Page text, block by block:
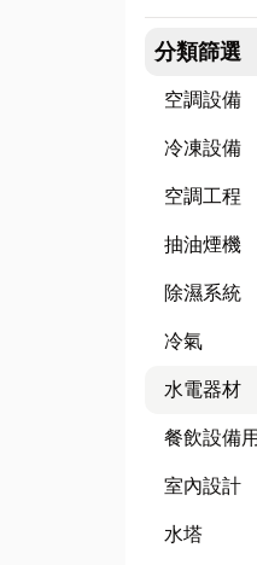
分類篩選
空調設備
冷凍設備
空調工程
抽油煙機
除濕系統
冷氣
水電器材
餐飲設備
室內設計
水塔